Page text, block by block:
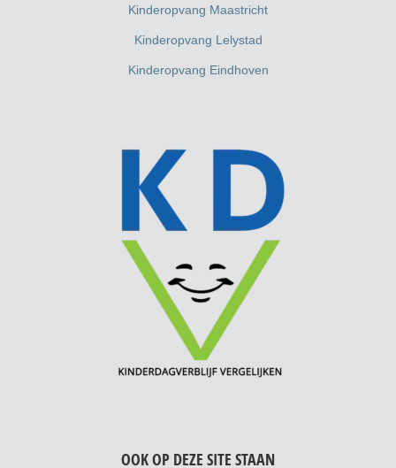
Kinderopvang Maastricht
Kinderopvang Lelystad
Kinderopvang Eindhoven
OOK OP DEZE SITE STAAN